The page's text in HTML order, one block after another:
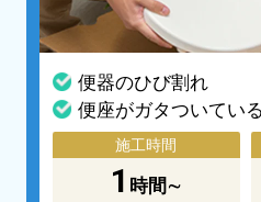
便器のひび割れ
便座がガタついてい
施工時間
1 時間∼